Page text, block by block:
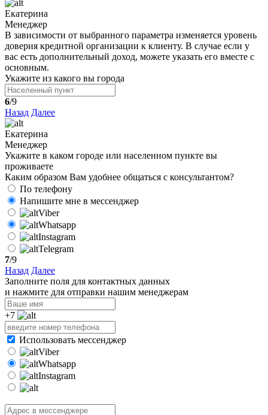
Екатерина
Менеджер
В зависимости от выбранного параметра изменяется уровень
доверия кредитной организации к клиенту. В случае если у
вас есть дополнительный доход, можете указать его вместе с
основным.
Укажите из какого вы города
6/9
Назад Далее
Екатерина
Менеджер
Укажите в каком городе или населенном пункте вы
проживаете
Каким образом Вам удобнее общаться с консультантом?
По телефону
Напишите мне в мессенджер
Viber
Whatsapp
Instagram
Telegram
7/9
Назад Далее
Заполните поля для контактных данных
и нажмите для отправки нашим менеджерам
+7
Использовать мессенджер
Viber
Whatsapp
Instagram